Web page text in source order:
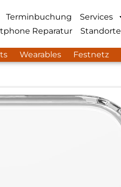
Terminbuchung Services
Reparatur Standorte
Wearables Festnetz